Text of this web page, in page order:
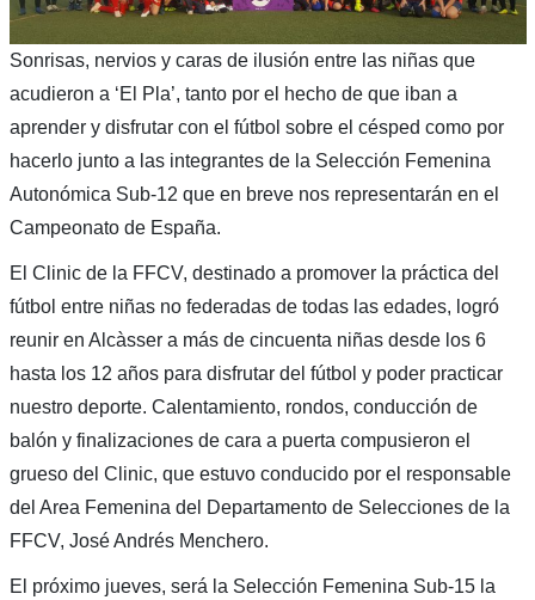
Sonrisas, nervios y caras de ilusión entre las niñas que
acudieron a ‘El Pla’, tanto por el hecho de que iban a
aprender y disfrutar con el fútbol sobre el césped como por
hacerlo junto a las integrantes de la Selección Femenina
Autonómica Sub-12 que en breve nos representarán en el
Campeonato de España.
El Clinic de la FFCV, destinado a promover la práctica del
fútbol entre niñas no federadas de todas las edades, logró
reunir en Alcàsser a más de cincuenta niñas desde los 6
hasta los 12 años para disfrutar del fútbol y poder practicar
nuestro deporte. Calentamiento, rondos, conducción de
balón y finalizaciones de cara a puerta compusieron el
grueso del Clinic, que estuvo conducido por el responsable
del Area Femenina del Departamento de Selecciones de la
FFCV, José Andrés Menchero.
El próximo jueves, será la Selección Femenina Sub-15 la